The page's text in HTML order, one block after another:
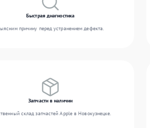
Быстрая диагностика
причину перед устранением дефекта.
Запчасти в наличии
склад запчастей Apple в Новокузнецке.